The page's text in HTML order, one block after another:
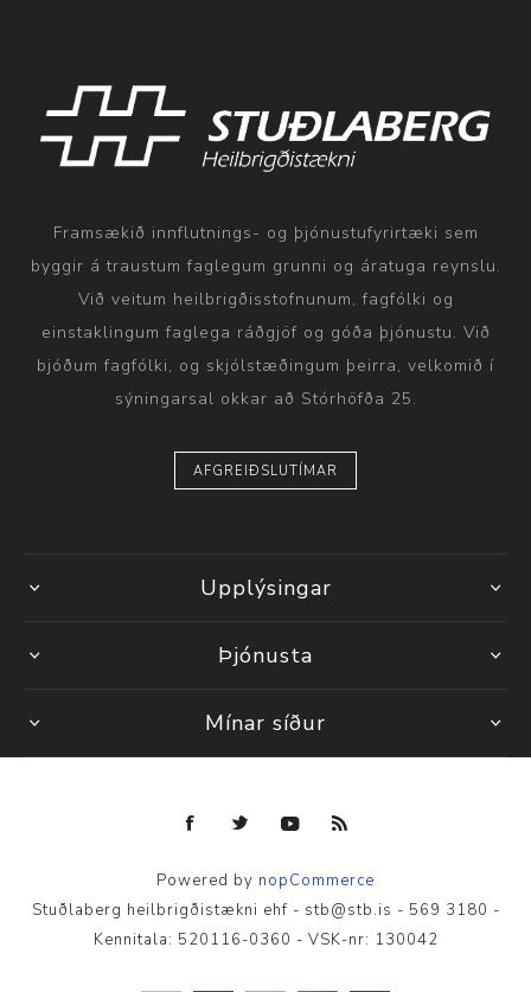
Framsækið innflutnings- og þjónustufyrirtæki sem
byggir á traustum faglegum grunni og áratuga reynslu.
Við veitum heilbrigðisstofnunum, fagfólki og
einstaklingum faglega ráðgjöf og góða þjónustu. Við
bjóðum fagfólki, og skjólstæðingum þeirra, velkomið í
sýningarsal okkar að Stórhöfða 25.
AFGREIÐSLUTÍMAR
Upplýsingar
Þjónusta
Mínar síður
Powered by nopCommerce
Stuðlaberg heilbrigðistækni ehf - stb@stb.is - 569 3180 -
Kennitala: 520116-0360 - VSK-nr: 130042